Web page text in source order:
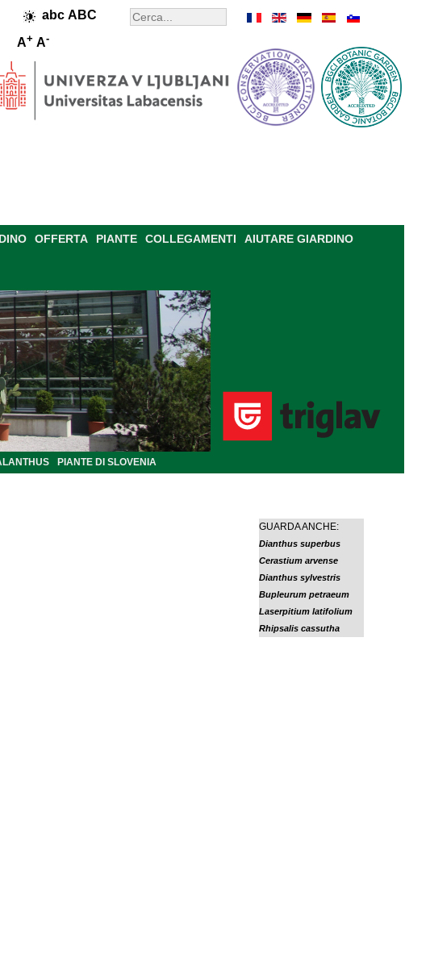
abc ABC
A+ A-
OFFERTA PIANTE COLLEGAMENTI
AIUTARE GIARDINO
PIANTE DI SLOVENIA
GUARDA ANCHE:
Dianthus superbus
Cerastium arvense
Dianthus sylvestris
Bupleurum petraeum
Laserpitium latifolium
Rhipsalis cassutha